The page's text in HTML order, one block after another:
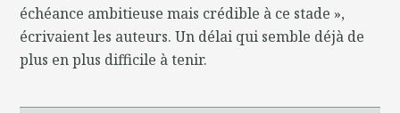
échéance ambitieuse mais crédible à ce stade »,
écrivaient les auteurs. Un délai qui semble déjà de
plus en plus difficile à tenir.